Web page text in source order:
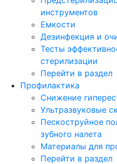
инструментов
Емкости
Дезинфекция и
Тесты
стерилизации
Перейти в раздел
Профилактика
Снижение
Ультразвуковые
Пескоструйное
зубного налета
Материалы для
Перейти в раздел